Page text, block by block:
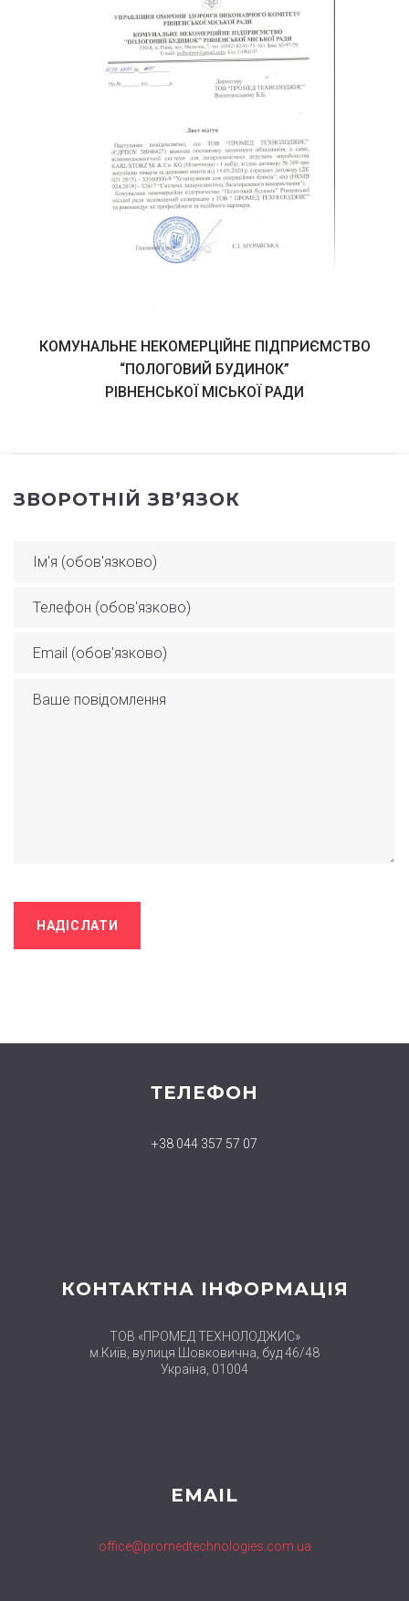
КОМУНАЛЬНЕ НЕКОМЕРЦІЙНЕ ПІДПРИЄМСТВО
“ПОЛОГОВИЙ БУДИНОК”
РІВНЕНСЬКОЇ МІСЬКОЇ РАДИ
ЗВОРОТНІЙ ЗВ’ЯЗОК
ТЕЛЕФОН
+38 044 357 57 07
КОНТАКТНА ІНФОРМАЦІЯ
ТОВ «ПРОМЕД ТЕХНОЛОДЖИС»
м.Київ, вулиця Шовковична, буд 46/48
Україна, 01004
EMAIL
office@promedtechnologies.com.ua